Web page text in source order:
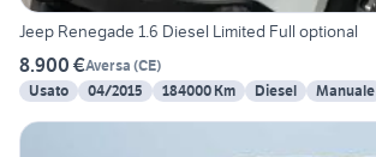
Jeep Renegade 1.6 Diesel Limited Full optional
8.900 €Aversa (CE)
Usato
04/2015 184000 Km Diesel Manuale